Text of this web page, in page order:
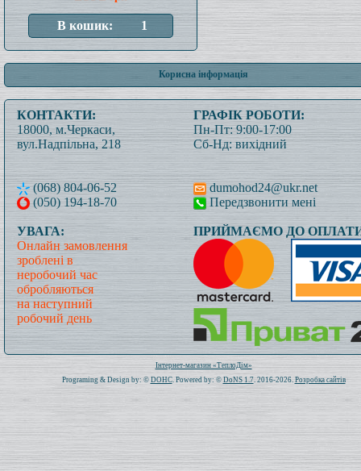
Корисна інформація
КОНТАКТИ:
18000, м.Черкаси,
вул.Надпільна, 218
(068) 804-06-52
(050) 194-18-70
ГРАФІК РОБОТИ:
Пн-Пт: 9:00-17:00
Сб-Нд: вихідний
dumohod24@ukr.net
Передзвонити мені
УВАГА:
Онлайн замовлення
зроблені в
неробочий час
обробляються
на наступний
робочий день
ПРИЙМАЄМО ДО
Всього: 1020835 Сьогодні: 452
Інтернет-магазин «ТеплоДім»
Programing & Design by: © DOHC. Powered by: © DoNS 1.7. 2016-2026. Розробка сайтів